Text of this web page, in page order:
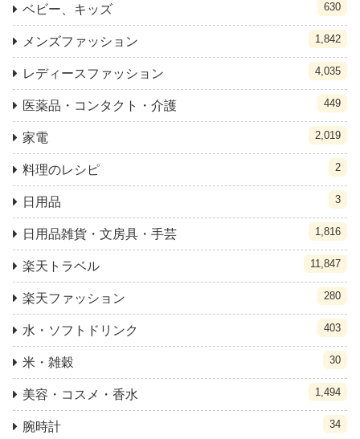
ベビー、キッズ 630
メンズファッション 1,842
レディースファッション 4,035
医薬品・コンタクト・介護 449
家電 2,019
料理のレシピ 2
日用品 3
日用品雑貨・文房具・手芸 1,816
楽天トラベル 11,847
楽天ファッション 280
水・ソフトドリンク 403
米・雑穀 30
美容・コスメ・香水 1,494
腕時計 34